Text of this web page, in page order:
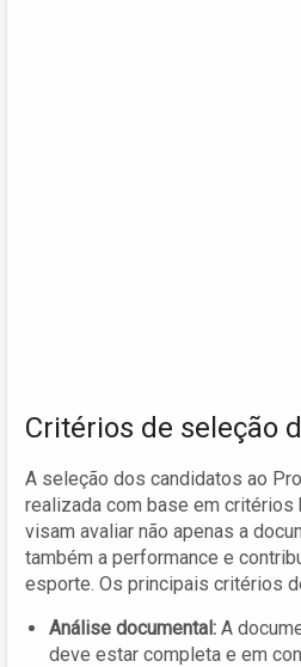
Critérios de seleção
A seleção dos candidatos ao
realizada com base em critérios
visam avaliar não apenas a
também a performance e
esporte. Os principais critérios
Análise documental: A
deve estar completa e em